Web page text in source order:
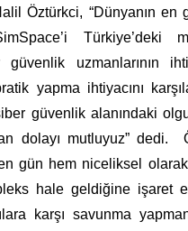
Öztürkci, “Dünyanın en
Türkiye’deki
güvenlik uzmanlarının
yapma ihtiyacını
güvenlik alanındaki
dolayı mutluyuz” dedi.
gün hem niceliksel olarak
hale geldiğine işaret
karşı savunma